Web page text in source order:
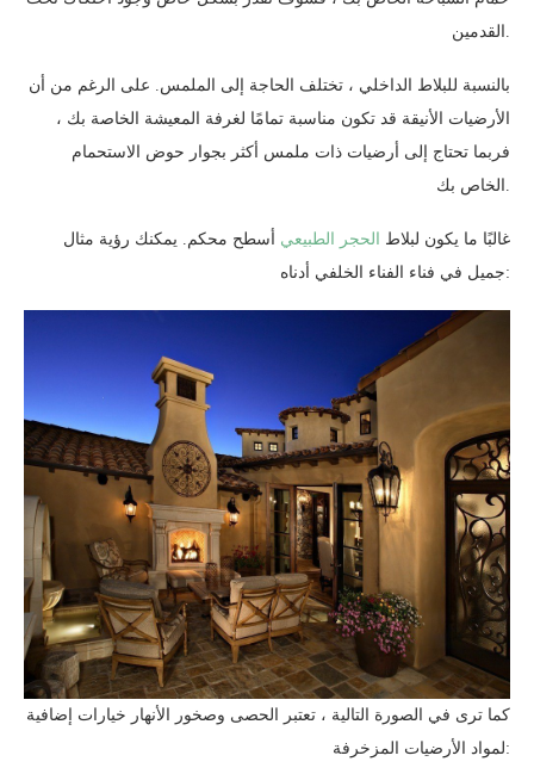
بالنسبة للبلاط الداخلي ، تختلف الحاجة إلى الملمس. على الرغم من أن
الأرضيات الأنيقة قد تكون مناسبة تمامًا لغرفة المعيشة الخاصة بك ،
فربما تحتاج إلى أرضيات ذات ملمس أكثر بجوار حوض الاستحمام
غالبًا ما يكون لبلاط الحجر الطبيعي أسطح محكم. يمكنك رؤية مثال
جميل في فناء الفناء الخلفي أدناه:
كما ترى في الصورة التالية ، تعتبر الحصى وصخور الأنهار خيارات إضافية
لمواد الأرضيات المزخرفة: